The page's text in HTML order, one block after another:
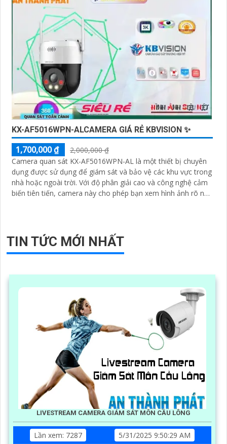
KX-AF5016WPN-ALCAMERA GIÁ RẺ KBVISION ✨
1,700,000 ₫
2,000,000 ₫
Camera quan sát KX-AF5016WPN-AL là một thiết bị chuyên
dụng được sử dụng để giám sát và bảo vệ các khu vực trong
nhà hoặc ngoài trời. Với độ phân giải cao và công nghệ cảm
biến tiên tiến, camera này cho phép bạn xem hình ảnh rõ nét
TIN TỨC MỚI NHẤT
LIVESTREAM CAMERA GIÁM SÁT MÔN CẦU LÔNG
Lần xem: 7287
5/31/2025 9:50:29 AM